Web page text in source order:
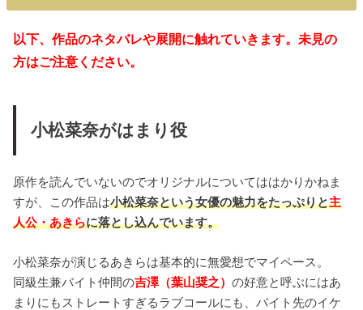
以下、作品のネタバレや展開に触れていきます。未見の
方はご注意ください。
小松菜奈がはまり役
原作を読んでいないのでオリジナルについてははかりかねま
すが、この作品は小松菜奈という女優の魅力をたっぷりと主
人公・あきらに落とし込んでいます。
小松菜奈が演じるあきらは基本的に無愛想でマイペース。
同級生兼バイト仲間の吉澤（葉山奨之）の好意と呼ぶにはあ
まりにもストレートすぎるラブコールにも、バイト先のイケ